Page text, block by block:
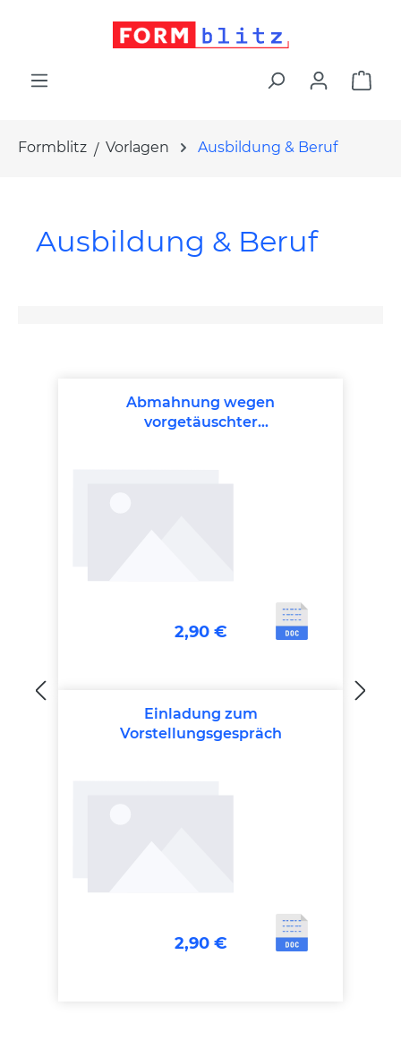
Formblitz Vorlagen Ausbildung & Beruf
Ausbildung & Beruf
Abmahnung wegen
vorgetäuschter
2,90 €
Einladung zum
Vorstellungsgespräch
2,90 €